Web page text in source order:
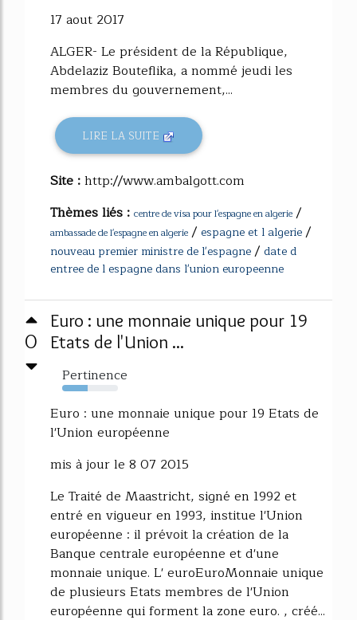
17 aout 2017
ALGER- Le président de la République,
Abdelaziz Bouteflika, a nommé jeudi les
membres du gouvernement,...
LIRE LA SUITE
Site :http://www.ambalgott.com
Thèmes liés : centre de visa pour l'espagne en algerie /
ambassade de l'espagne en algerie / espagne et l algerie/
nouveau premier ministre de l'espagne/ date d
entree de l espagne dans l'union europeenne
0
Euro : une monnaie unique pour 19
Etats de l'Union ...
Pertinence
45%
Euro : une monnaie unique pour 19 Etats de
l'Union européenne
mis à jour le 8 07 2015
Le Traité de Maastricht, signé en 1992 et
entré en vigueur en 1993, institue l'Union
européenne : il prévoit la création de la
Banque centrale européenne et d'une
monnaie unique. L' euroEuroMonnaie unique
de plusieurs Etats membres de l'Union
européenne qui forment la zone euro. , créé...